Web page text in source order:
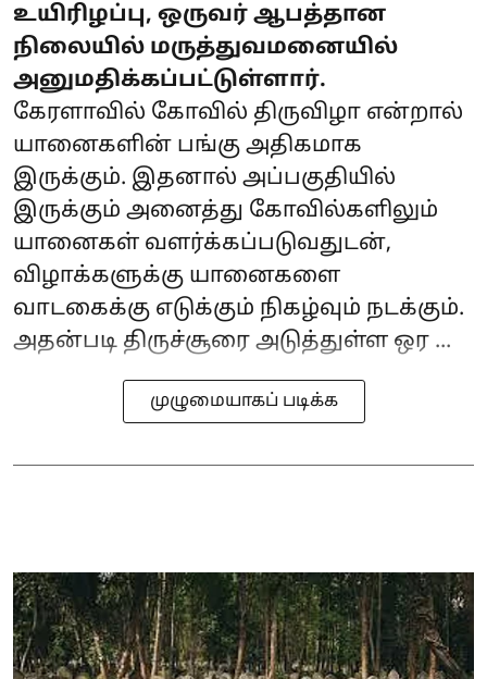
உயிரிழப்பு, ஒருவர் ஆபத்தான
நிலையில் மருத்துவமனையில்
அனுமதிக்கப்பட்டுள்ளார்.
கேரளாவில் கோவில் திருவிழா என்றால்
யானைகளின் பங்கு அதிகமாக
இருக்கும். இதனால் அப்பகுதியில்
இருக்கும் அனைத்து கோவில்களிலும்
யானைகள் வளர்க்கப்படுவதுடன்,
விழாக்களுக்கு யானைகளை
வாடகைக்கு எடுக்கும் நிகழ்வும் நடக்கும்.
அதன்படி திருச்சூரை அடுத்துள்ள ஒர ...
முழுமையாகப் படிக்க